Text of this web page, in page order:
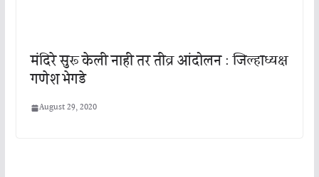
मंदिरे सुरू केली नाही तर तीव्र आंदोलन : जिल्हाध्यक्ष
गणेश भेगडे
August 29, 2020